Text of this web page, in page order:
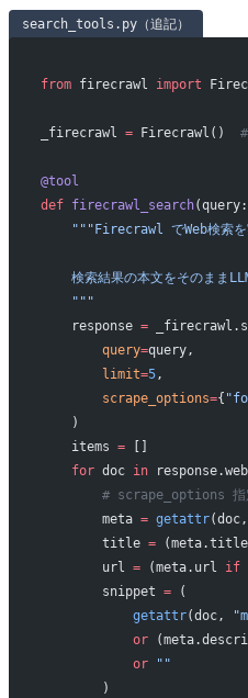
search_tools.py（追記）
from firecrawl import
_firecrawl = Firecrawl()
@tool
def firecrawl_search(query:
"""Firecrawl でWeb検索を
検索結果の本文をそのまま
    """
    response
=
        query
=query,
        limit
=5,
        scrape_options
={
    )
    items
= []
    for
doc in response.web
# scrape_options 指
        meta
= getattr(doc,
        title
= (meta.title
        url
= (meta.url if
        snippet
= (
            getattr
(doc,
            or
            or
""
        )